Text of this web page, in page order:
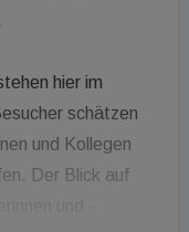
hier im
schätzen
und Kollegen
Der Blick auf